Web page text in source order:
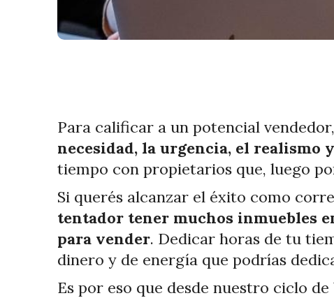
Para calificar a un potencial
necesidad, la urgencia, el realismo
tiempo con propietarios que, luego
Si querés alcanzar el éxito como
tentador tener muchos inmuebles
para vender. Dedicar horas de tu
dinero y de energía que podrías
Es por eso que desde nuestro ciclo